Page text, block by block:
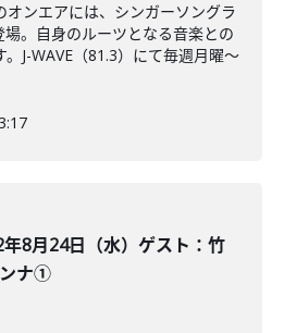
ンエアには、シンガーソングラ
。自身のルーツとなる音楽との
J-WAVE（81.3）にて毎週月曜～
年8月24日（水）ゲスト：竹
ナ①